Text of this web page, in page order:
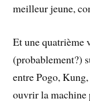
meilleur jeune,
Et une quatrième
(probablement?)
entre Pogo,
ouvrir la machine